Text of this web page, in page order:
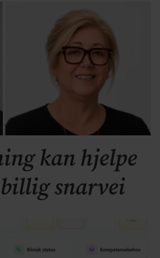
kan hjelpe
snarvei